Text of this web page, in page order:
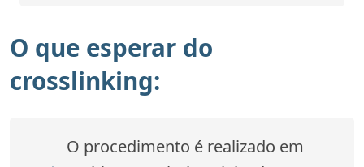
O que esperar do
crosslinking:
O procedimento é realizado em